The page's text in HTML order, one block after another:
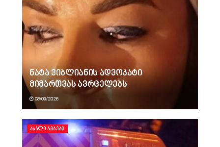
ნატა ვიბლიანის ადვოკატი
მიმართვას ავრცელებს
08/09/2026
ᲐᲮᲐᲚᲘ ᲐᲛᲑᲔᲑᲘ